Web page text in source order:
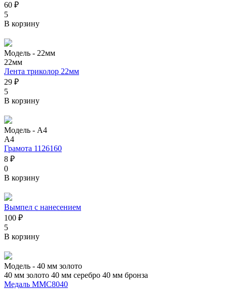
60 ₽
5
В корзину
Модель - 22мм
22мм
Лента триколор 22мм
29 ₽
5
В корзину
Модель - А4
А4
Грамота 1126160
8 ₽
0
В корзину
Вымпел с нанесением
100 ₽
5
В корзину
Модель - 40 мм золото
40 мм золото 40 мм серебро 40 мм бронза
Медаль MMC8040